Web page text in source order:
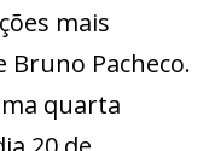
mais
Bruno Pacheco.
quarta